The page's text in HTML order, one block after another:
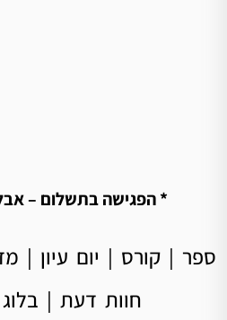
* הפגישה בתשלום –
ספר |קורס | יום עיון |
חוות דעת | בלוג